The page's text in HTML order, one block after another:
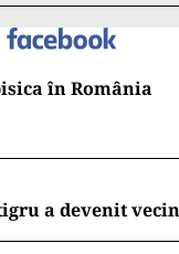
în România
a devenit